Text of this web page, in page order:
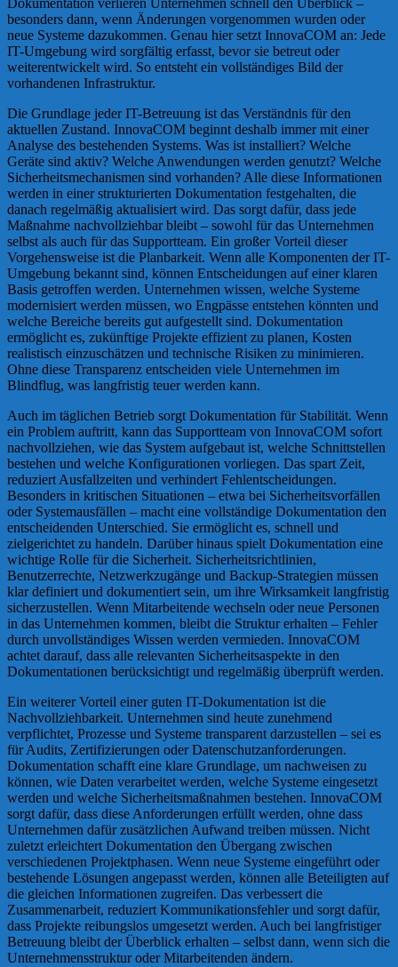
Dokumentation verlieren Unternehmen schnell den Überblick –
besonders dann, wenn Änderungen vorgenommen wurden oder
neue Systeme dazukommen. Genau hier setzt InnovaCOM an: Jede
IT-Umgebung wird sorgfältig erfasst, bevor sie betreut oder
weiterentwickelt wird. So entsteht ein vollständiges Bild der
vorhandenen Infrastruktur.
Die Grundlage jeder IT-Betreuung ist das Verständnis für den
aktuellen Zustand. InnovaCOM beginnt deshalb immer mit einer
Analyse des bestehenden Systems. Was ist installiert? Welche
Geräte sind aktiv? Welche Anwendungen werden genutzt? Welche
Sicherheitsmechanismen sind vorhanden? Alle diese Informationen
werden in einer strukturierten Dokumentation festgehalten, die
danach regelmäßig aktualisiert wird. Das sorgt dafür, dass jede
Maßnahme nachvollziehbar bleibt – sowohl für das Unternehmen
selbst als auch für das Supportteam. Ein großer Vorteil dieser
Vorgehensweise ist die Planbarkeit. Wenn alle Komponenten der IT-
Umgebung bekannt sind, können Entscheidungen auf einer klaren
Basis getroffen werden. Unternehmen wissen, welche Systeme
modernisiert werden müssen, wo Engpässe entstehen könnten und
welche Bereiche bereits gut aufgestellt sind. Dokumentation
ermöglicht es, zukünftige Projekte effizient zu planen, Kosten
realistisch einzuschätzen und technische Risiken zu minimieren.
Ohne diese Transparenz entscheiden viele Unternehmen im
Blindflug, was langfristig teuer werden kann.
Auch im täglichen Betrieb sorgt Dokumentation für Stabilität. Wenn
ein Problem auftritt, kann das Supportteam von InnovaCOM sofort
nachvollziehen, wie das System aufgebaut ist, welche Schnittstellen
bestehen und welche Konfigurationen vorliegen. Das spart Zeit,
reduziert Ausfallzeiten und verhindert Fehlentscheidungen.
Besonders in kritischen Situationen – etwa bei Sicherheitsvorfällen
oder Systemausfällen – macht eine vollständige Dokumentation den
entscheidenden Unterschied. Sie ermöglicht es, schnell und
zielgerichtet zu handeln. Darüber hinaus spielt Dokumentation eine
wichtige Rolle für die Sicherheit. Sicherheitsrichtlinien,
Benutzerrechte, Netzwerkzugänge und Backup-Strategien müssen
klar definiert und dokumentiert sein, um ihre Wirksamkeit langfristig
sicherzustellen. Wenn Mitarbeitende wechseln oder neue Personen
in das Unternehmen kommen, bleibt die Struktur erhalten – Fehler
durch unvollständiges Wissen werden vermieden. InnovaCOM
achtet darauf, dass alle relevanten Sicherheitsaspekte in den
Dokumentationen berücksichtigt und regelmäßig überprüft werden.
Ein weiterer Vorteil einer guten IT-Dokumentation ist die
Nachvollziehbarkeit. Unternehmen sind heute zunehmend
verpflichtet, Prozesse und Systeme transparent darzustellen – sei es
für Audits, Zertifizierungen oder Datenschutzanforderungen.
Dokumentation schafft eine klare Grundlage, um nachweisen zu
können, wie Daten verarbeitet werden, welche Systeme eingesetzt
werden und welche Sicherheitsmaßnahmen bestehen. InnovaCOM
sorgt dafür, dass diese Anforderungen erfüllt werden, ohne dass
Unternehmen dafür zusätzlichen Aufwand treiben müssen. Nicht
zuletzt erleichtert Dokumentation den Übergang zwischen
verschiedenen Projektphasen. Wenn neue Systeme eingeführt oder
bestehende Lösungen angepasst werden, können alle Beteiligten auf
die gleichen Informationen zugreifen. Das verbessert die
Zusammenarbeit, reduziert Kommunikationsfehler und sorgt dafür,
dass Projekte reibungslos umgesetzt werden. Auch bei langfristiger
Betreuung bleibt der Überblick erhalten – selbst dann, wenn sich die
Unternehmensstruktur oder Mitarbeitenden ändern.